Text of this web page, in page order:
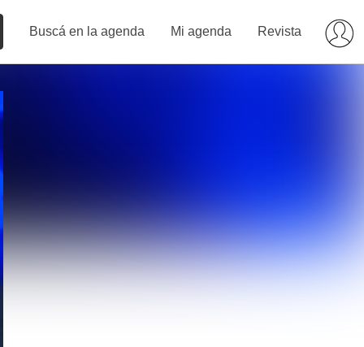
Buscá en la agenda Mi agenda Revista